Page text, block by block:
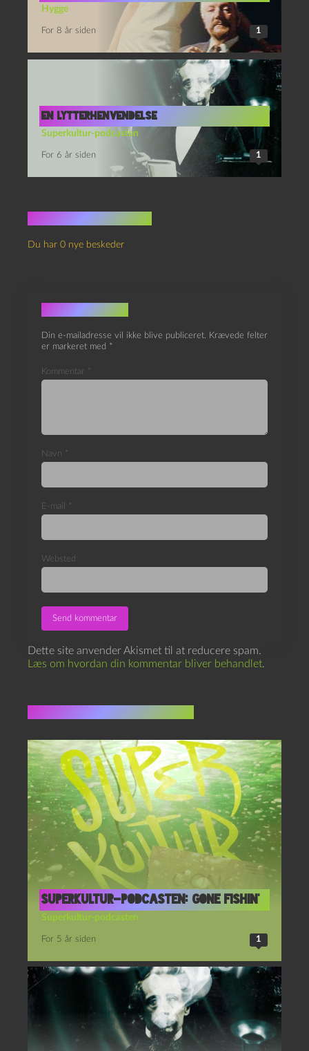
Hygge
For 8 år siden 1
En lytterhenvendelse
Superkultur-podcasten
For 6 år siden 1
Du har 0 nye beskeder
Skriv et svar
Din e-mailadresse vil ikke blive publiceret. Krævede felter
er markeret med *
Kommentar *
Navn *
E-mail *
Websted
Dette site anvender Akismet til at reducere spam.
Læs om hvordan din kommentar bliver behandlet.
Superkultur-podcasten: Gone fishin’
Superkultur-podcasten
For 5 år siden 1